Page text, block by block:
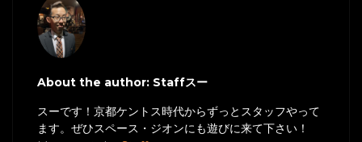
About the author: Staffスー
スーです！京都ケントス時代からずっとスタッフやって
ます。ぜひスペース・ジオンにも遊びに来て下さい！